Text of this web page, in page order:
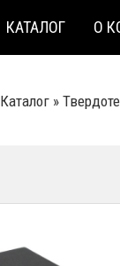
КАТАЛОГ О
Каталог »